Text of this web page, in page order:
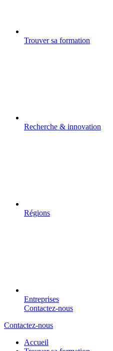
Trouver sa formation
Recherche & innovation
Régions
Entreprises
Contactez-nous
Contactez-nous
Accueil